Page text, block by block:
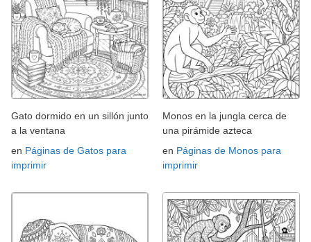
Gato dormido en un sillón junto
a la ventana
en Páginas de Gatos para
imprimir
Monos en la jungla cerca de
una pirámide azteca
en Páginas de Monos para
imprimir